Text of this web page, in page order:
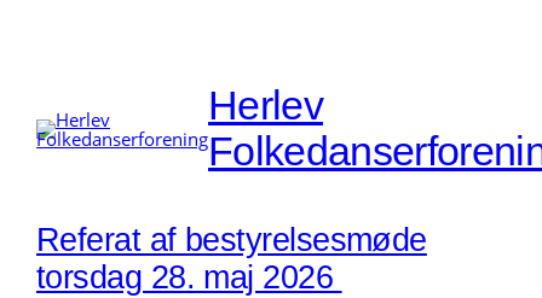
Herlev
Referat af bestyrelsesmøde
torsdag 28. maj 2026